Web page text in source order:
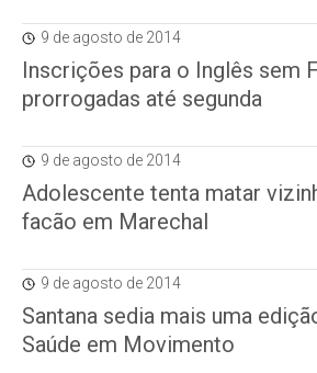
9 de agosto de 2014
Inscrições para o Inglês sem
prorrogadas até segunda
9 de agosto de 2014
Adolescente tenta matar
facão em Marechal
9 de agosto de 2014
Santana sedia mais uma
Saúde em Movimento